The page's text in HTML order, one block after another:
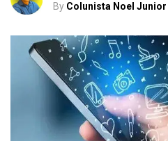
By Colunista Noel Junior